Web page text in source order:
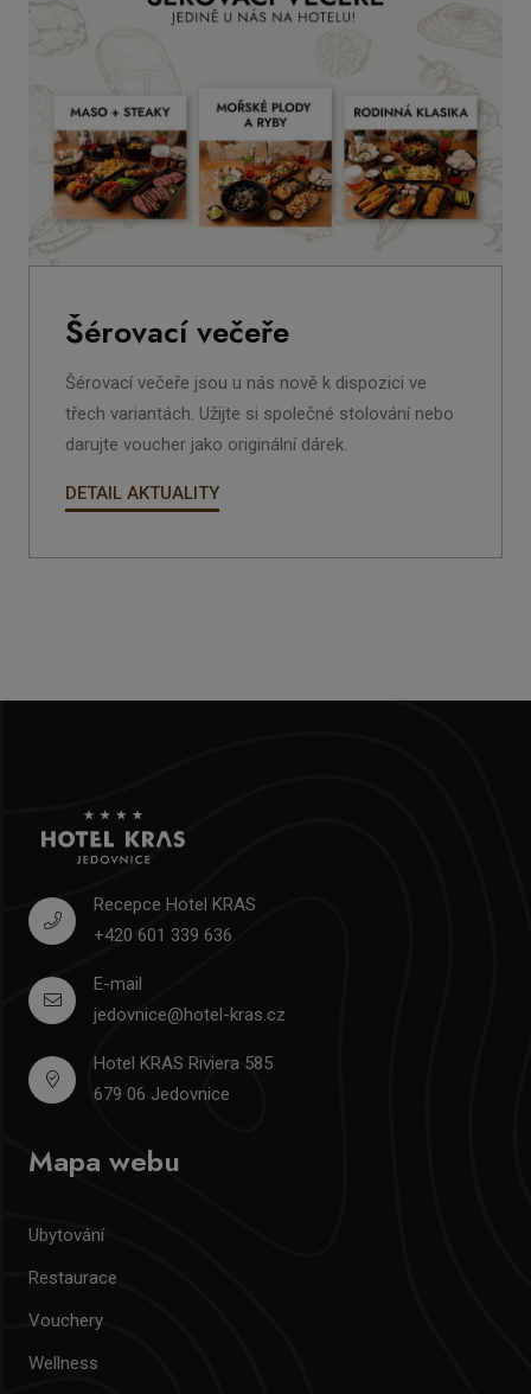
Šérovací večeře
Šérovací večeře jsou u nás nově k dispozici ve
třech variantách. Užijte si společné stolování nebo
darujte voucher jako originální dárek.
DETAIL AKTUALITY
Recepce Hotel KRAS
+420 601 339 636
E-mail
jedovnice@hotel-kras.cz
Hotel KRAS Riviera 585
679 06 Jedovnice
Mapa webu
Ubytování
Restaurace
Vouchery
Wellness